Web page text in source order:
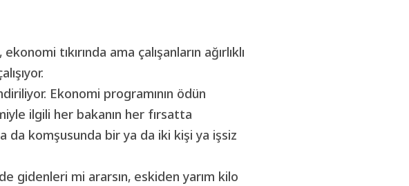
tıkırında ama çalışanların ağırlıklı
Ekonomi programının ödün
ilgili her bakanın her fırsatta
da komşusunda bir ya da iki kişi ya işsiz
gidenleri mi ararsın, eskiden yarım kilo